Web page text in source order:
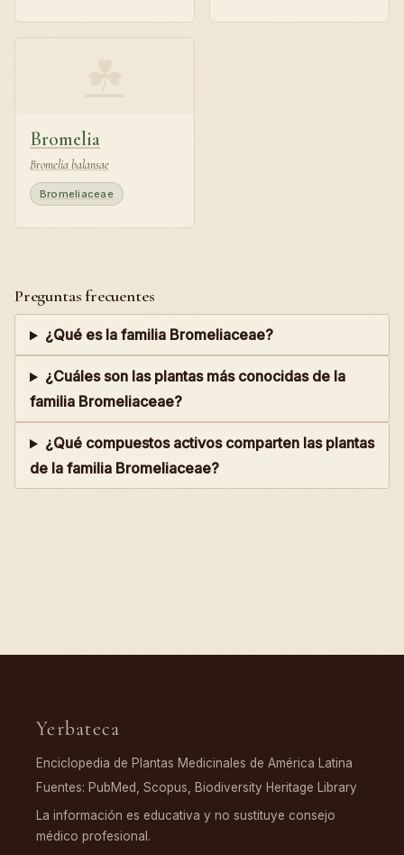
Bromelia
Bromelia balansae
Bromeliaceae
Preguntas frecuentes
¿Qué es la familia Bromeliaceae?
¿Cuáles son las plantas más conocidas de la
familia Bromeliaceae?
¿Qué compuestos activos comparten las plantas
de la familia Bromeliaceae?
Yerbateca
Enciclopedia de Plantas Medicinales de América Latina
Fuentes: PubMed, Scopus, Biodiversity Heritage Library
La información es educativa y no sustituye consejo
médico profesional.